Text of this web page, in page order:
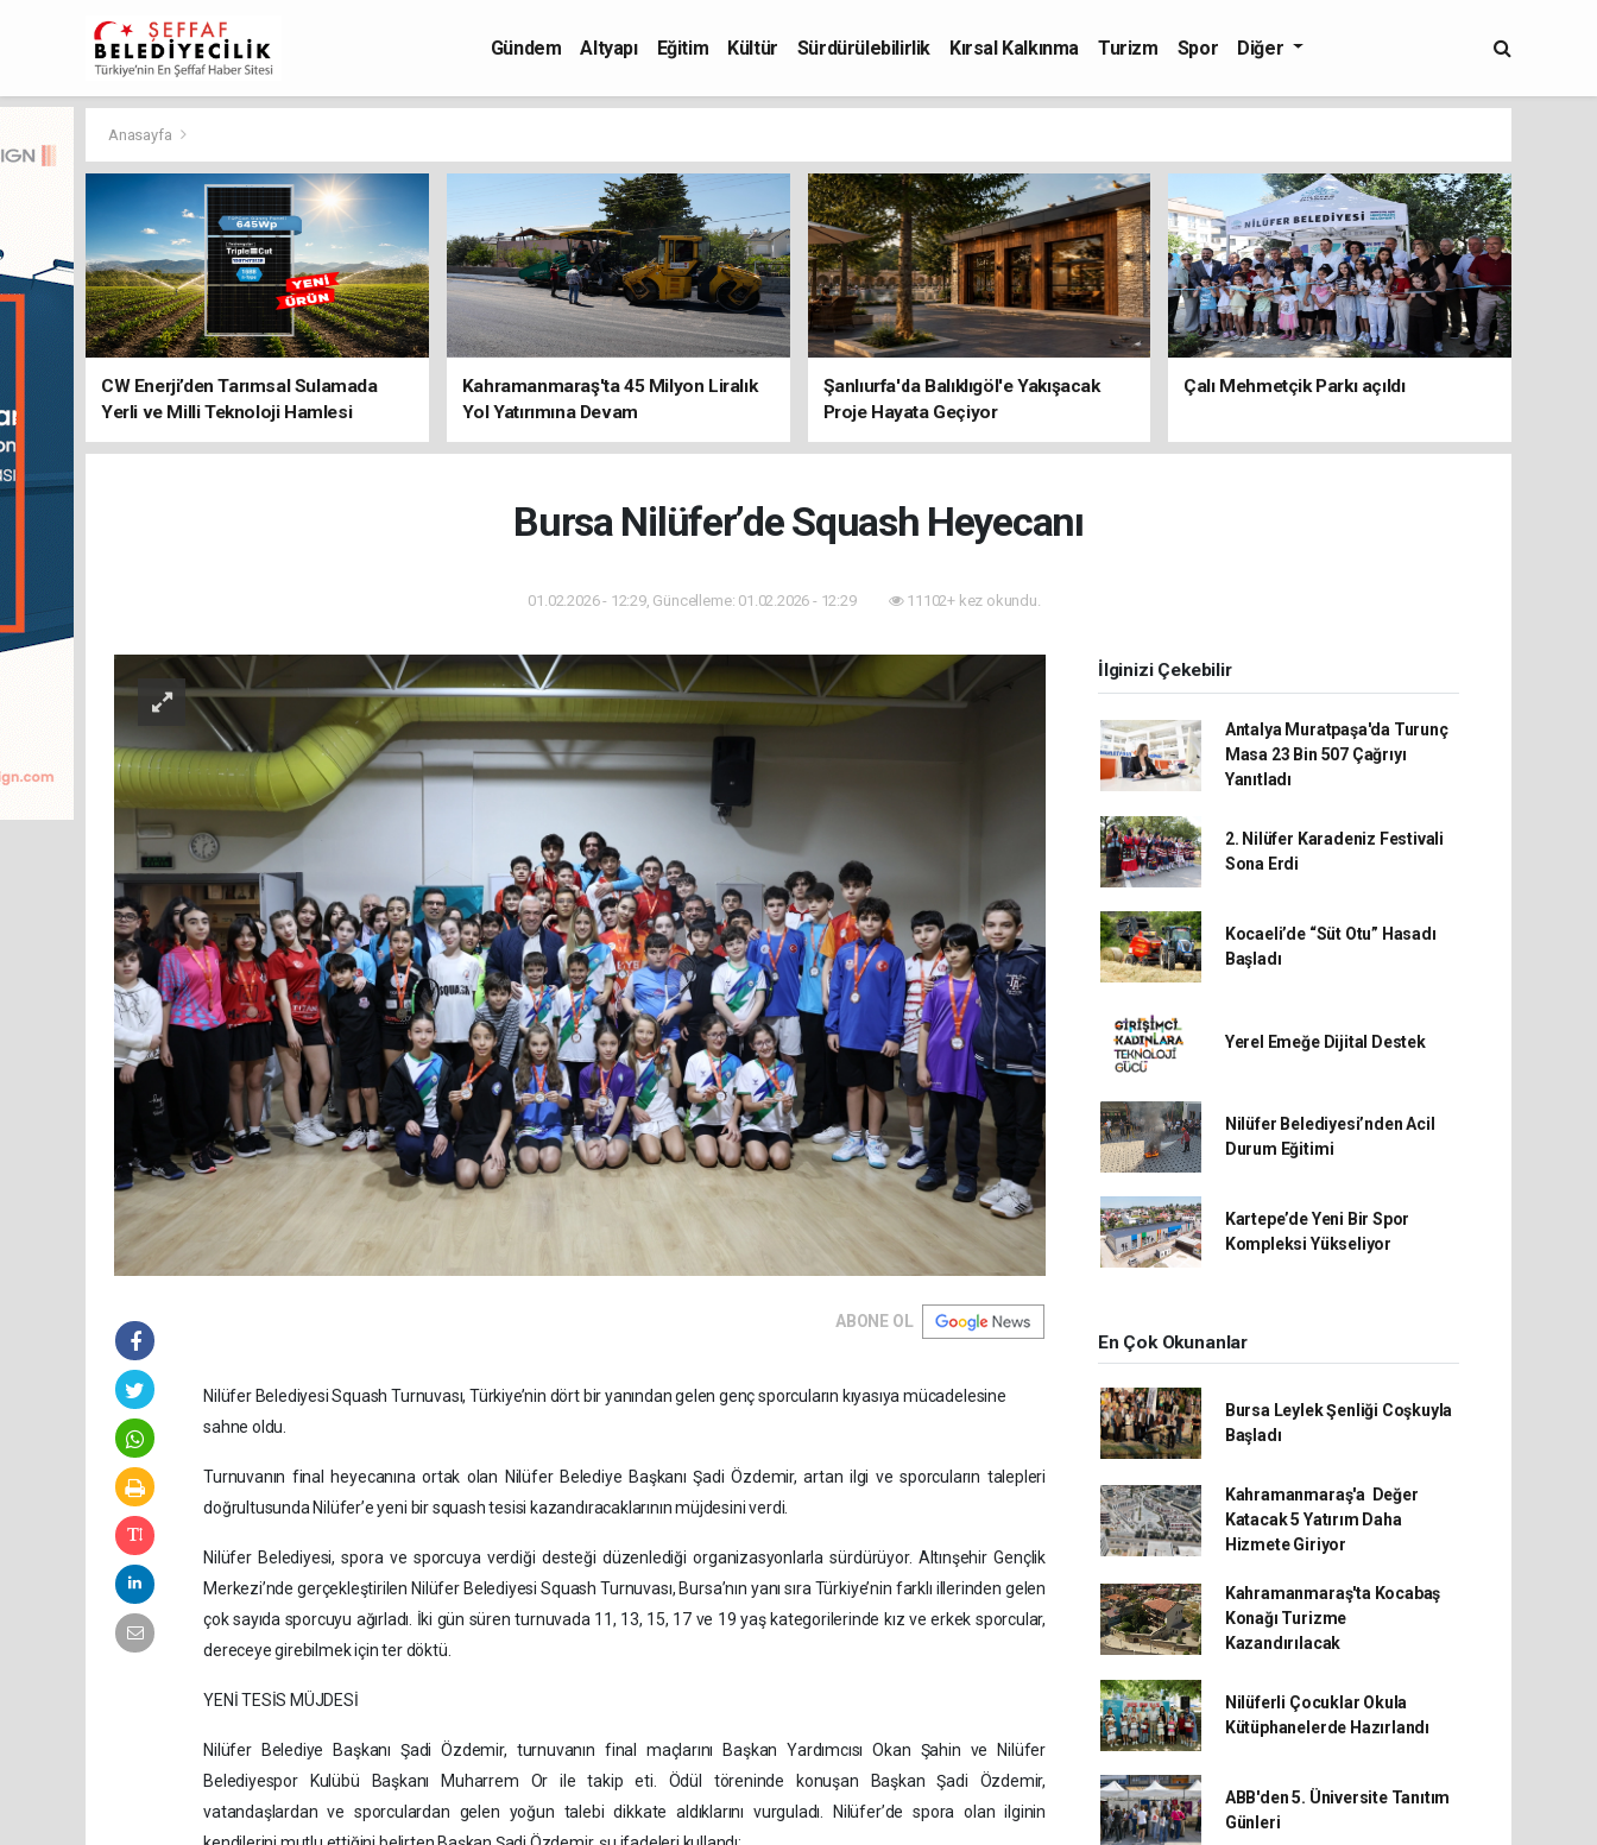
Gündem Altyapı Eğitim Kültür Sürdürülebilirlik Kırsal Kalkınma Turizm Spor Diğer
Anasayfa
CW Enerji’den Tarımsal Sulamada
Yerli ve Milli Teknoloji Hamlesi
Kahramanmaraş'ta 45 Milyon Liralık
Yol Yatırımına Devam
Şanlıurfa'da Balıklıgöl'e Yakışacak
Proje Hayata Geçiyor
Çalı Mehmetçik Parkı açıldı
Bursa Nilüfer’de Squash Heyecanı
01.02.2026 - 12:29, Güncelleme: 01.02.2026 - 12:29 11102+ kez okundu.
ABONE OL
Nilüfer Belediyesi Squash Turnuvası, Türkiye’nin dört bir yanından gelen genç sporcuların kıyasıya mücadelesine
sahne oldu.
Turnuvanın final heyecanına ortak olan Nilüfer Belediye Başkanı Şadi Özdemir, artan ilgi ve sporcuların talepleri
doğrultusunda Nilüfer’e yeni bir squash tesisi kazandıracaklarının müjdesini verdi.
Nilüfer Belediyesi, spora ve sporcuya verdiği desteği düzenlediği organizasyonlarla sürdürüyor. Altınşehir Gençlik
Merkezi’nde gerçekleştirilen Nilüfer Belediyesi Squash Turnuvası, Bursa’nın yanı sıra Türkiye’nin farklı illerinden gelen
çok sayıda sporcuyu ağırladı. İki gün süren turnuvada 11, 13, 15, 17 ve 19 yaş kategorilerinde kız ve erkek sporcular,
dereceye girebilmek için ter döktü.
YENİ TESİS MÜJDESİ
Nilüfer Belediye Başkanı Şadi Özdemir, turnuvanın final maçlarını Başkan Yardımcısı Okan Şahin ve Nilüfer
Belediyespor Kulübü Başkanı Muharrem Or ile takip eti. Ödül töreninde konuşan Başkan Şadi Özdemir,
vatandaşlardan ve sporculardan gelen yoğun talebi dikkate aldıklarını vurguladı. Nilüfer’de spora olan ilginin
İlginizi Çekebilir
Antalya Muratpaşa'da Turunç
Masa 23 Bin 507 Çağrıyı
Yanıtladı
2. Nilüfer Karadeniz Festivali
Sona Erdi
Kocaeli’de “Süt Otu” Hasadı
Başladı
Yerel Emeğe Dijital Destek
Nilüfer Belediyesi’nden Acil
Durum Eğitimi
Kartepe’de Yeni Bir Spor
Kompleksi Yükseliyor
En Çok Okunanlar
Bursa Leylek Şenliği Coşkuyla
Başladı
Kahramanmaraş'a Değer
Katacak 5 Yatırım Daha
Hizmete Giriyor
Kahramanmaraş'ta Kocabaş
Konağı Turizme
Kazandırılacak
Nilüferli Çocuklar Okula
Kütüphanelerde Hazırlandı
ABB'den 5. Üniversite Tanıtım
Günleri